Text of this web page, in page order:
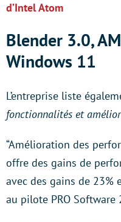
d’Intel Atom
Blender 3.0,
Windows 11
L’entreprise liste
fonctionnalités et
“Amélioration des
offre des gains de
avec des gains de 23%
au pilote PRO Software